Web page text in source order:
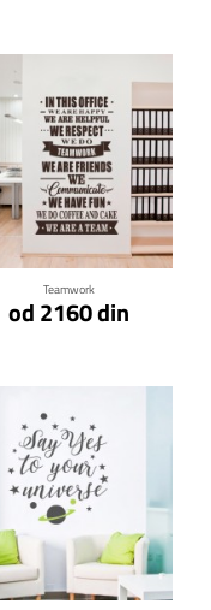
Teamwork
od 2160 din
Klikni za detalje
Klikni za detalje